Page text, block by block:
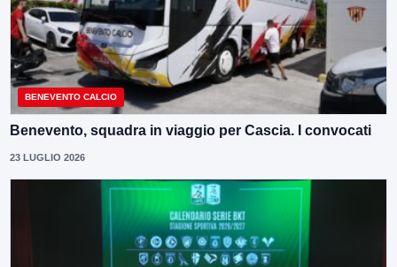
BENEVENTO CALCIO
Benevento, squadra in viaggio per Cascia. I convocati
23 LUGLIO 2026